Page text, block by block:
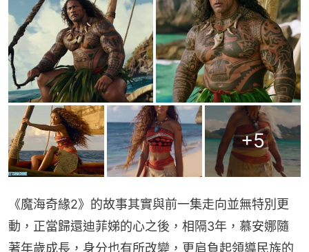
+5
《魔海奇緣2》的故事其實與前一集走向並無特別更
動，正當歸還迪菲娣的心之後，相隔3年，慕安娜隨
著年歲成長，身分也有所改變，更肩負起領導民族的